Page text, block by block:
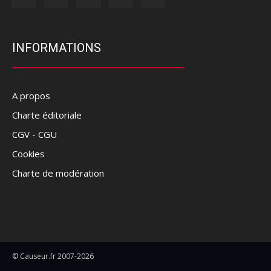
INFORMATIONS
A propos
Charte éditoriale
CGV - CGU
Cookies
Charte de modération
© Causeur.fr 2007-2026